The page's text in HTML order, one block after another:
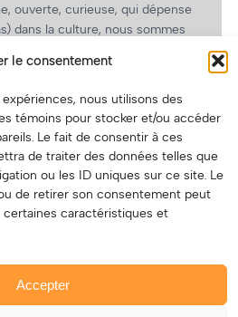
le consentement
nous utilisons des
témoins pour stocker et/ou accéder
Le fait de consentir à ces
de traiter des données telles que
ou les ID uniques sur ce site. Le
de retirer son consentement peut
caractéristiques et
Accepter
ouverte, curieuse, qui dépense
dans la culture, nous sommes
spéciaux pour vous, les